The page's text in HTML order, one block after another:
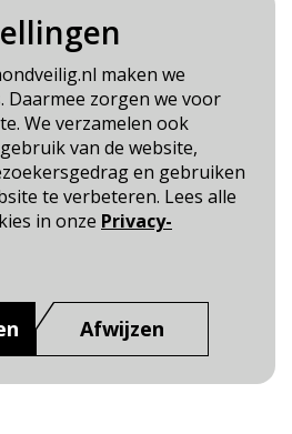
maken we
Daarmee zorgen we voor
We verzamelen ook
van de website,
en gebruiken
te verbeteren. Lees alle
in onze Privacy-
Afwijzen
Veiligheidsregio Rotterdam-